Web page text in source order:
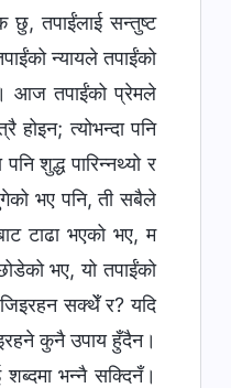
छु, तपाईंलाई सन्तुष्ट
न्यायले तपाईंको
आज तपाईंको प्रेमले
त्योभन्दा पनि
शुद्ध पारिन्‍नथ्यो र
भए पनि, ती सबैले
टाढा भएको भए, म
भए, यो तपाईंको
सक्थेँ र? यदि
कुनै उपाय हुँदैन।
भन्‍नै सक्‍दिनँ।